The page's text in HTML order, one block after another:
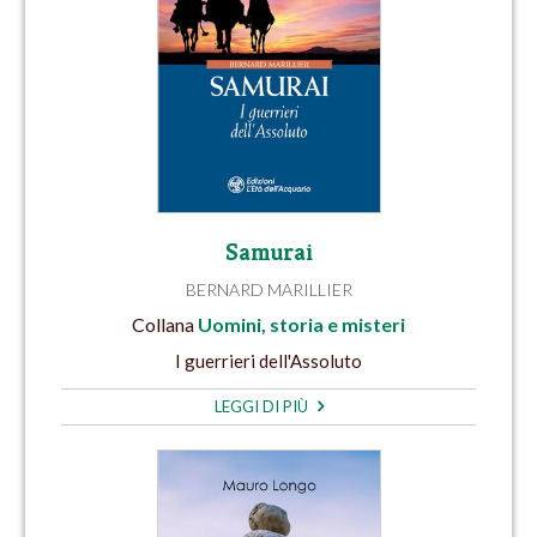
Samurai
BERNARD MARILLIER
Collana Uomini, storia e misteri
I guerrieri dell'Assoluto
LEGGI DI PIÙ